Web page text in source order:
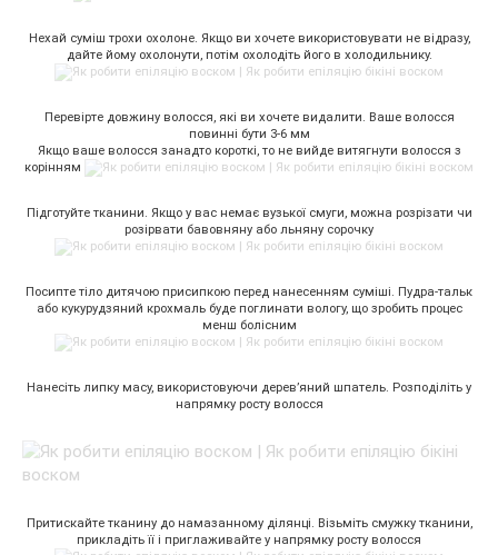
Нехай суміш трохи охолоне. Якщо ви хочете використовувати не відразу,
дайте йому охолонути, потім охолодіть його в холодильнику.
Перевірте довжину волосся, які ви хочете видалити. Ваше волосся
повинні бути 3-6 мм
Якщо ваше волосся занадто короткі, то не вийде витягнути волосся з
корінням
Підготуйте тканини. Якщо у вас немає вузької смуги, можна розрізати чи
розірвати бавовняну або льняну сорочку
Посипте тіло дитячою присипкою перед нанесенням суміші. Пудра-тальк
або кукурудзяний крохмаль буде поглинати вологу, що зробить процес
менш болісним
Нанесіть липку масу, використовуючи дерев’яний шпатель. Розподіліть у
напрямку росту волосся
Притискайте тканину до намазанному ділянці. Візьміть смужку тканини,
прикладіть її і приглаживайте у напрямку росту волосся